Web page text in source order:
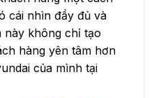
cái nhìn đầy đủ và
này không chỉ tạo
hàng yên tâm hơn
của mình tại